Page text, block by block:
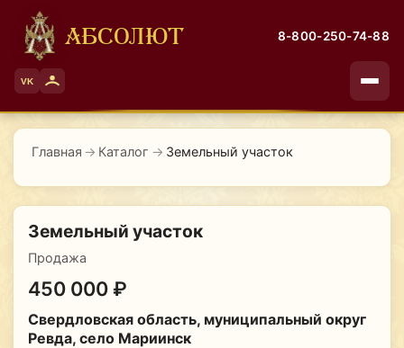
АБСОЛЮТ 8-800-250-74-88
VK
Главная → Каталог → Земельный участок
Земельный участок
Продажа
450 000 ₽
Свердловская область, муниципальный округ
Ревда, село Мариинск